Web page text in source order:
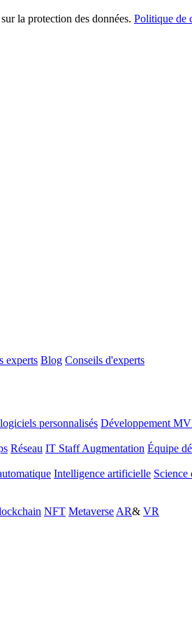
la protection des données. Politique de
experts Blog Conseils d'experts
personnalisés Développement
Réseau IT Staff Augmentation Équipe
Intelligence artificielle Science
NFT Metaverse AR& VR